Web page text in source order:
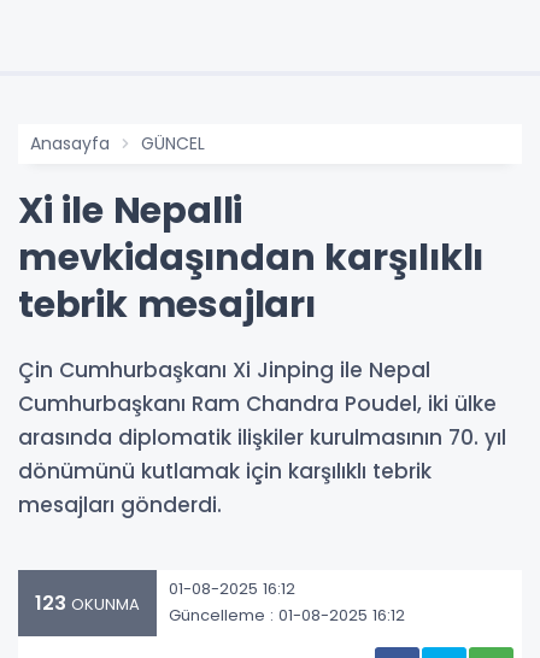
Anasayfa GÜNCEL
Xi ile Nepalli
mevkidaşından karşılıklı
tebrik mesajları
Çin Cumhurbaşkanı Xi Jinping ile Nepal
Cumhurbaşkanı Ram Chandra Poudel, iki ülke
arasında diplomatik ilişkiler kurulmasının 70. yıl
dönümünü kutlamak için karşılıklı tebrik
mesajları gönderdi.
123 OKUNMA
01-08-2025 16:12
Güncelleme : 01-08-2025 16:12